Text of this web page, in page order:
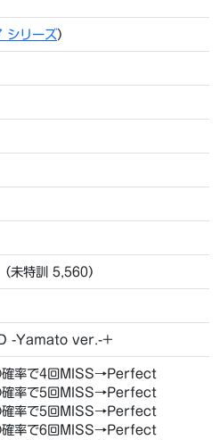
シリーズ）
特訓 5,560）
-Yamato ver.-+
確率で4回MISS→Perfect
確率で5回MISS→Perfect
確率で5回MISS→Perfect
確率で6回MISS→Perfect